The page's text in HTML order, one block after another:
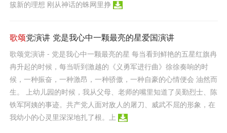
簇新的理想 刚从神话的蛛网里挣
歌颂党演讲 党是我心中一颗最亮的星爱国演讲
歌颂党演讲 - 党是我心中一颗最亮的星 每当看到鲜艳的五星红旗冉
冉升起的时候，每当听到激越的《义勇军进行曲》徐徐奏响的时
候，一种振奋，一种激昂，一种骄傲，一种自豪的心情便会 油然而
生。 上幼儿园的时候，我从父母、老师的嘴里知道了吴勤烈士、陈
铁军阿姨的事迹。共产党人面对敌人的屠刀、威武不屈的形象，在
我幼小的心灵里深深地扎了根。上